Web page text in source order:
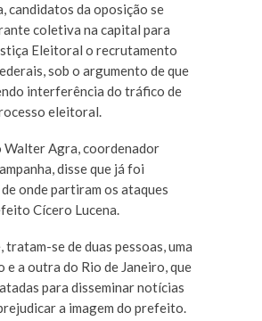
candidatos da oposição se
coletiva na capital para
Eleitoral o recrutamento
sob o argumento de que
interferência do tráfico de
eleitoral.
Walter Agra, coordenador
disse que já foi
onde partiram os ataques
Cícero Lucena.
tratam-se de duas pessoas, uma
e a outra do Rio de Janeiro, que
para disseminar notícias
a imagem do prefeito.